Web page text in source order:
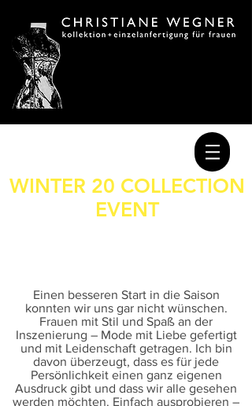
WINTER 20 COLLECTION
EVENT
Einen besseren Start in die Saison
konnten wir uns gar nicht wünschen.
Frauen mit Stil und Spaß an der
Inszenierung – Mode mit Liebe gefertigt
und mit Leidenschaft getragen. Ich bin
davon überzeugt, dass es für jede
Persönlichkeit einen ganz eigenen
Ausdruck gibt und dass wir alle gesehen
werden möchten. Einfach ausprobieren –